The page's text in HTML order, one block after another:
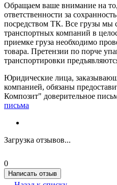
Обращаем ваше внимание на
ответственности за
посредством ТК. Все грузы мы
транспортных компаний в
приемке груза необходимо
товара. Претензии по порче
транспортировки
Юридические лица,
компанией, обязаны
Композит" доверительное
письма
Загрузка отзывов...
0
Написать отзыв